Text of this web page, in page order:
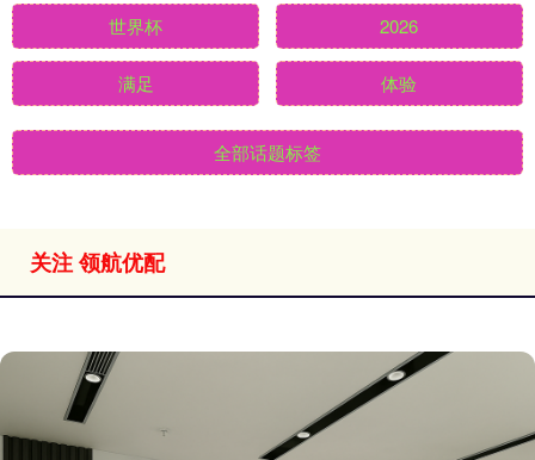
世界杯 2026
满足 体验
全部话题标签
关注 领航优配